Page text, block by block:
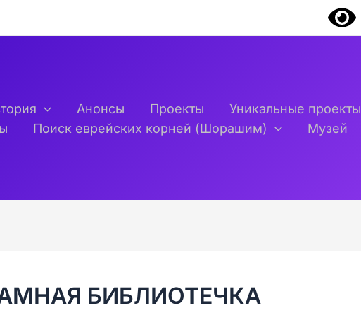
Анонсы Проекты Уникальные проекты
Поиск еврейских корней (Шорашим) Музей
БИБЛИОТЕЧКА